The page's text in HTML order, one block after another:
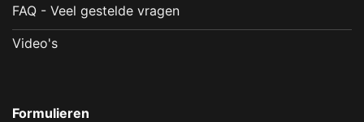
FAQ - Veel gestelde vragen
Video's
Formulieren